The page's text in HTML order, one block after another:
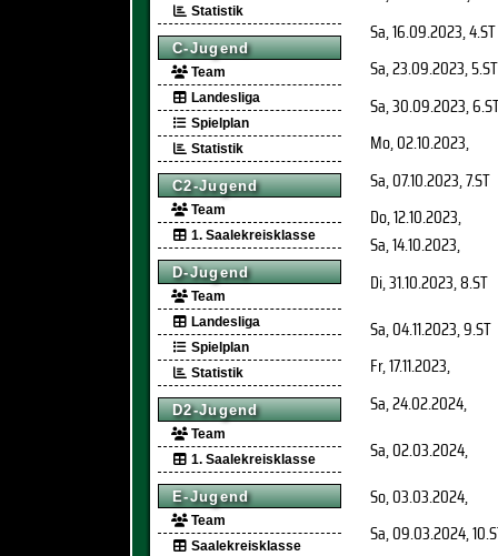
Statistik
C-Jugend
Team
Landesliga
Spielplan
Statistik
C2-Jugend
Team
1. Saalekreisklasse
D-Jugend
Team
Landesliga
Spielplan
Statistik
D2-Jugend
Team
1. Saalekreisklasse
E-Jugend
Team
Saalekreisklasse
Sa, 16.09.2023, 4.ST
Sa, 23.09.2023, 5.ST
Sa, 30.09.2023,
Mo, 02.10.2023,
Sa, 07.10.2023, 7.ST
Do, 12.10.2023,
Sa, 14.10.2023,
Di, 31.10.2023, 8.ST
Sa, 04.11.2023, 9.ST
Fr, 17.11.2023,
Sa, 24.02.2024,
Sa, 02.03.2024,
So, 03.03.2024,
Sa, 09.03.2024,